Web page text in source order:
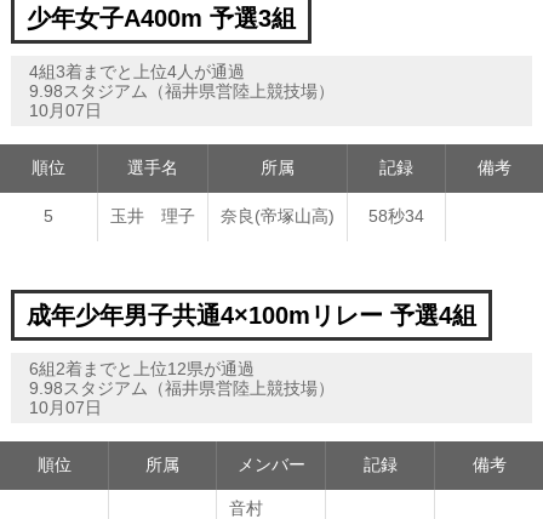
少年女子A400m 予選3組
4組3着までと上位4人が通過
9.98スタジアム（福井県営陸上競技場）
10月07日
順位 選手名 所属 記録 備考
5 玉井 理子 奈良(帝塚山高) 58秒34
成年少年男子共通4×100mリレー 予選4組
6組2着までと上位12県が通過
9.98スタジアム（福井県営陸上競技場）
10月07日
順位 所属 メンバー 記録 備考
音村